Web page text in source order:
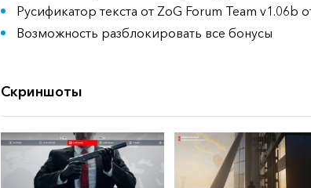
Русификатор текста от ZoG Forum Team v1.06b
Возможность разблокировать все бонусы
Скриншоты